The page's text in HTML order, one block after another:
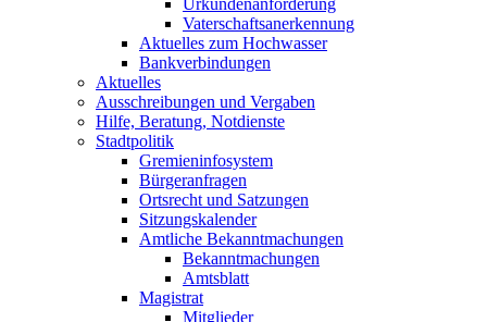
Urkundenanforderung
Vaterschaftsanerkennung
Aktuelles zum Hochwasser
Bankverbindungen
Aktuelles
Ausschreibungen und Vergaben
Hilfe, Beratung, Notdienste
Stadtpolitik
Gremieninfosystem
Bürgeranfragen
Ortsrecht und Satzungen
Sitzungskalender
Amtliche Bekanntmachungen
Bekanntmachungen
Amtsblatt
Magistrat
Mitglieder